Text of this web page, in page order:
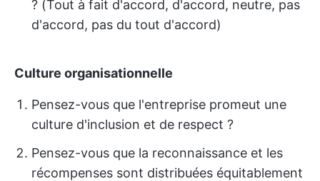
? (Tout à fait d'accord, d'accord, neutre, pas
d'accord, pas du tout d'accord)
Culture organisationnelle
Pensez-vous que l'entreprise promeut une
culture d'inclusion et de respect ?
Pensez-vous que la reconnaissance et les
récompenses sont distribuées équitablement